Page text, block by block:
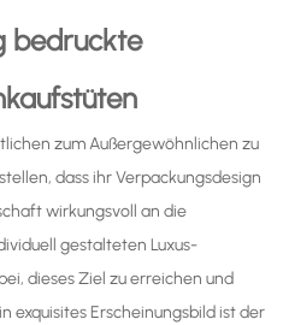
bedruckte
zum Außergewöhnlichen zu
dass ihr Verpackungsdesign
wirkungsvoll an die
gestalteten Luxus-
dieses Ziel zu erreichen und
exquisites Erscheinungsbild ist der